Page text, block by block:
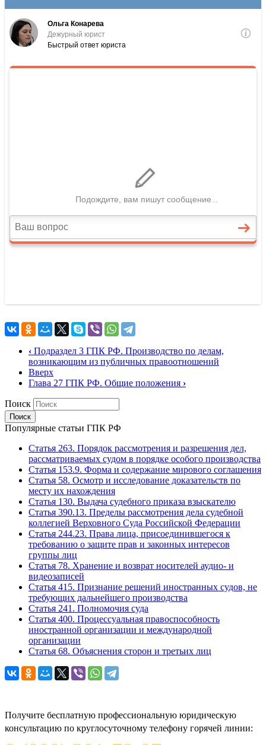
‹ Подраздел 3 ГПК РФ. Производство по делам,
возникающим из публичных правоотношений
Вверх
Глава 27 ГПК РФ. Общие положения ›
Поиск
Популярные статьи ГПК РФ
Статья 263. Порядок рассмотрения и разрешения дел,
рассматриваемых судом в порядке особого производства
Статья 153.9. Форма и содержание мирового соглашения
Статья 58. Осмотр и исследование доказательств по
месту их нахождения
Статья 130. Выдача судебного приказа взыскателю
Статья 390.13. Пределы рассмотрения дела судебной
коллегией Верховного Суда Российской Федерации
Статья 244.23. Права лица, присоединившегося к
требованию о защите прав и законных интересов
группы лиц
Статья 78. Хранение и возврат носителей аудио- и
видеозаписей
Статья 415. Признание решений иностранных судов, не
требующих дальнейшего производства
Статья 241. Полномочия суда
Статья 400. Процессуальная правоспособность
иностранной организации и международной
организации
Статья 68. Объяснения сторон и третьих лиц
Получите бесплатную профессиональную юридическую
консультацию по круглосуточному телефону горячей линии: